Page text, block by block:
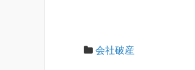
会社破産